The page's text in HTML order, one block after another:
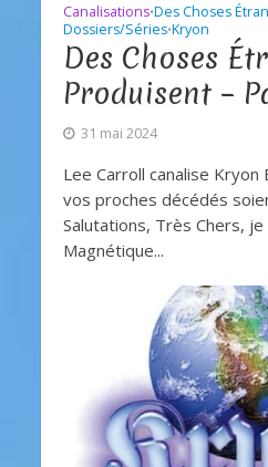
Canalisations•Des Choses
Dossiers/Séries•Kryon
Des Choses
Produisent –
31 mai 2024
Lee Carroll canalise
vos proches décédés
Salutations, Très Chers,
Magnétique...